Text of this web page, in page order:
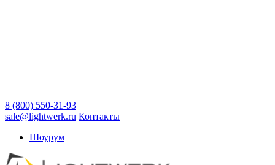
8 (800) 550-31-93
sale@lightwerk.ru Контакты
Шоурум